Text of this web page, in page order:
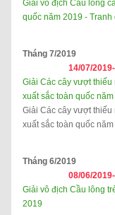
Giải vô địch Cầu lông
quốc năm 2019 - Tranh
Tháng 7/2019
14/07/2019-
Giải Các cây vượt thiếu
xuất sắc toàn quốc
Giải Các cây vượt thiếu
xuất sắc toàn quốc
Tháng 6/2019
08/06/2019-
Giải vô địch Cầu lông
2019